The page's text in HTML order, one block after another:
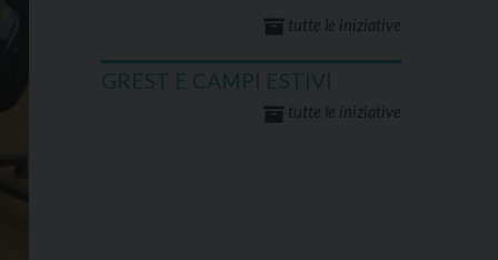
tutte le iniziative
GREST E CAMPI ESTIVI
tutte le iniziative